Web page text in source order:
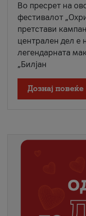
Во пресрет на
фестивалот
претстави
централен дел е
легендарната
„Билјан
Дознај повеќе